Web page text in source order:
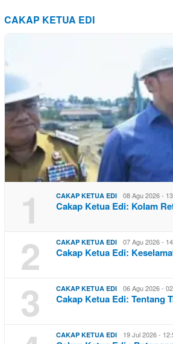
CAKAP KETUA EDI
1 CAKAP KETUA EDI 08 Agu 2026 -
Cakap Ketua Edi: Kolam
2 CAKAP KETUA EDI 07 Agu 2026 -
Cakap Ketua Edi:
3 CAKAP KETUA EDI 06 Agu 2026 -
Cakap Ketua Edi: Tentang
CAKAP KETUA EDI 19 Jul 2026 -